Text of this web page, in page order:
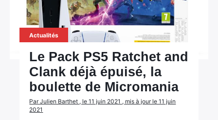
Actualités
Le Pack PS5 Ratchet and
Clank déjà épuisé, la
boulette de Micromania
Par Julien Barthet , le 11 juin 2021 , mis à jour le 11 juin
2021